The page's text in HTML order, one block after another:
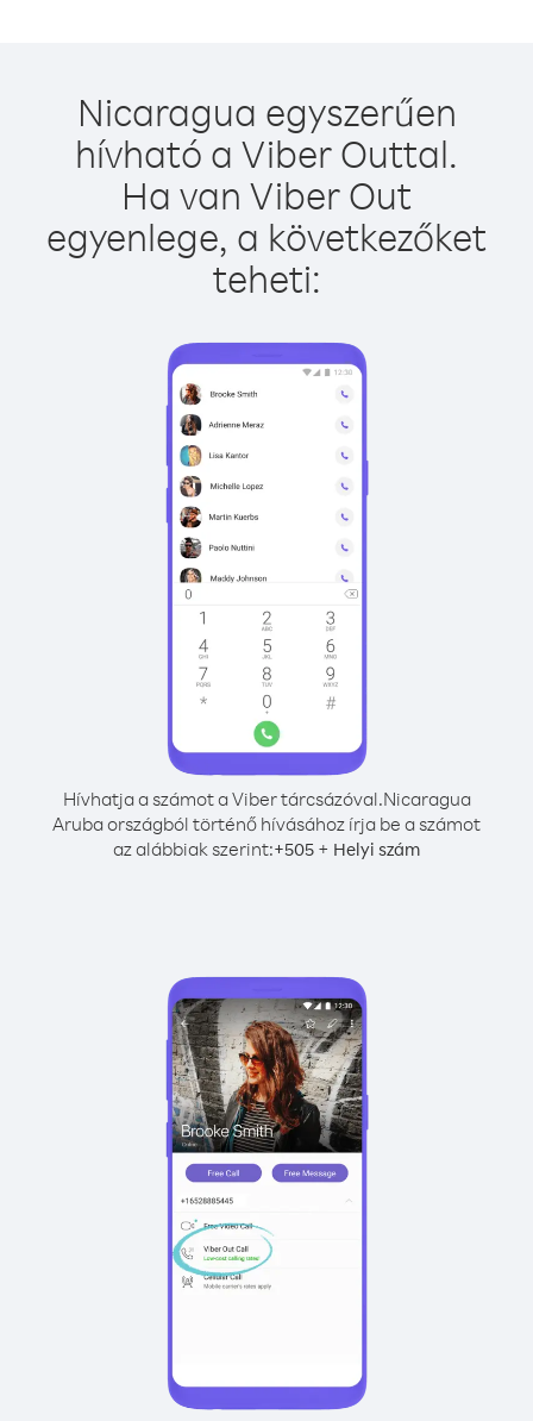
Nicaragua egyszerűen
hívható a Viber Outtal.
Ha van Viber Out
egyenlege, a következőket
teheti:
Hívhatja a számot a Viber tárcsázóval.Nicaragua
Aruba országból történő hívásához írja be a számot
az alábbiak szerint:+505 + Helyi szám